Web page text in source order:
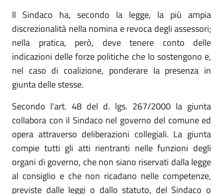
Il Sindaco ha, secondo la legge, la più ampia
discrezionalità nella nomina e revoca degli assessori;
nella pratica, però, deve tenere conto delle
indicazioni delle forze politiche che lo sostengono e,
nel caso di coalizione, ponderare la presenza in
giunta delle stesse.
Secondo l'art. 48 del d. lgs. 267/2000 la giunta
collabora con il Sindaco nel governo del comune ed
opera attraverso deliberazioni collegiali. La giunta
compie tutti gli atti rientranti nelle funzioni degli
organi di governo, che non siano riservati dalla legge
al consiglio e che non ricadano nelle competenze,
previste dalle leggi o dallo statuto, del Sindaco o